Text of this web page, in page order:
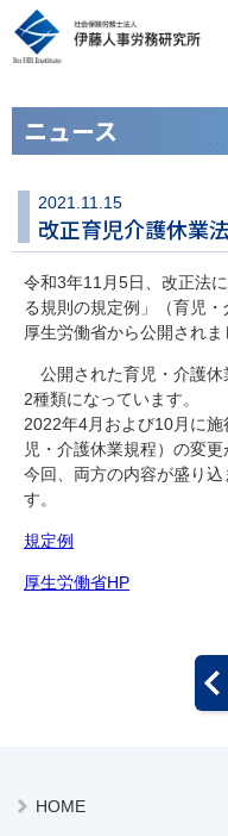
ニュース
2021.11.15
改正育児介護休業
令和3年11月5日、改正法
る規則の規定例」（育児
厚生労働省から公開されま
公開された育児・介護休
2種類になっています。
2022年4月および10月に
児・介護休業規程）の変更
今回、両方の内容が盛り
す。
規定例
厚生労働省HP
HOME